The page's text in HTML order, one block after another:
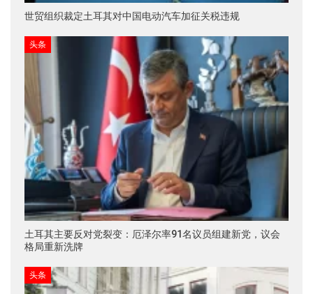
世贸组织裁定土耳其对中国电动汽车加征关税违规
头条
土耳其主要反对党裂变：厄泽尔率91名议员组建新党，议会
格局重新洗牌
头条